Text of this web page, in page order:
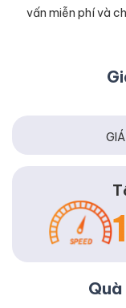
vấn miễn phí và
GIÁ